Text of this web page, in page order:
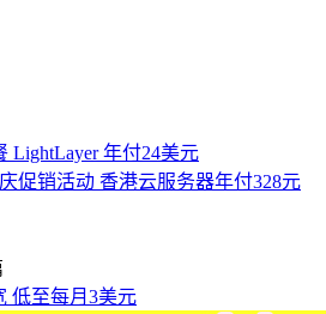
LightLayer 年付24美元
促销活动 香港云服务器年付328元
低至每月3美元